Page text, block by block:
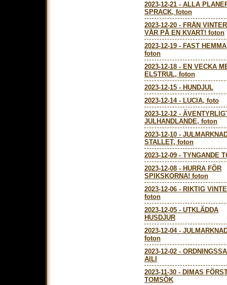
2023-12-21 - ALLA
SPRACK, foton
2023-12-20 - FRÅN
VÅR PÅ EN KVART! foton
2023-12-19 - FAST
foton
2023-12-18 - EN VECKA
ELSTRUL, foton
2023-12-15 - HUNDJUL
2023-12-14- LUCIA, foto
2023-12-12 -
JULHANDLANDE, foton
2023-12-10 -
STALLET, foton
2023-12-09 - TYNGANDE
2023-12-08 - HURRA FÖR
SPIKSKORNA! foton
2023-12-06 - RIKTIG
foton
2023-12-05 - UTKLÄDDA
HUSDJUR
2023-12-04-
foton
2023-12-02 -
AILI
2023-11-30 - DIMAS
TOMSÖK